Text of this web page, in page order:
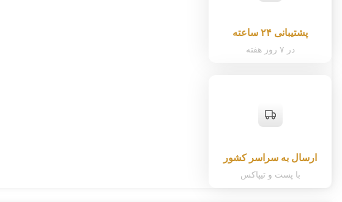
پشتیبانی ۲۴ ساعته
در ۷ روز هفته
ارسال به سراسر کشور
با پست و تیپاکس